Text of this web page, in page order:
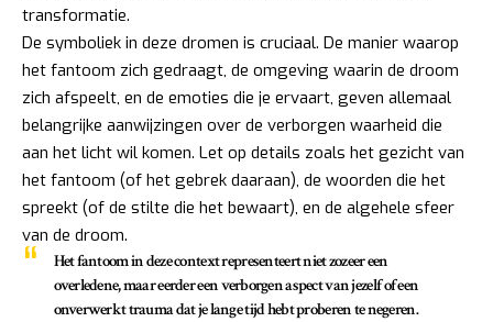
transformatie.
De symboliek in deze dromen is cruciaal. De manier waarop
het fantoom zich gedraagt, de omgeving waarin de droom
zich afspeelt, en de emoties die je ervaart, geven allemaal
belangrijke aanwijzingen over de verborgen waarheid die
aan het licht wil komen. Let op details zoals het gezicht van
het fantoom (of het gebrek daaraan), de woorden die het
spreekt (of de stilte die het bewaart), en de algehele sfeer
van de droom.
Het fantoom in deze context representeert niet zozeer een
overledene, maar eerder eenverborgen aspect van jezelfof een
onverwerkt trauma dat je lange tijd hebt proberen te negeren.